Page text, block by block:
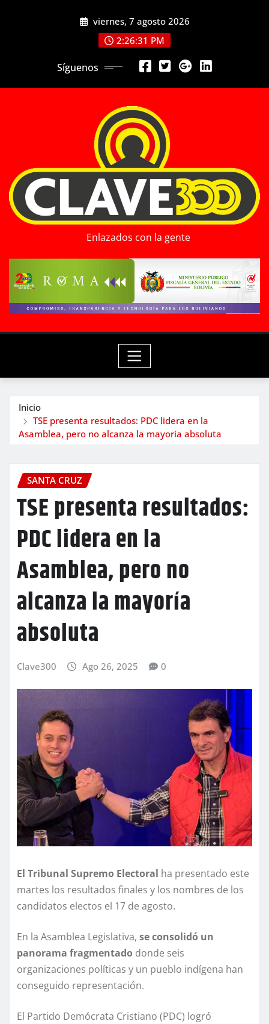
viernes, 7 agosto 2026
2:26:33 PM
Síguenos
Enlazados con la gente
Inicio
TSE presenta resultados: PDC lidera en la
Asamblea, pero no alcanza la mayoría absoluta
SANTA CRUZ
TSE presenta resultados:
PDC lidera en la
Asamblea, pero no
alcanza la mayoría
absoluta
Clave300 Ago 26, 2025 0
El Tribunal Supremo Electoral ha presentado este
martes los resultados finales y los nombres de los
candidatos electos el 17 de agosto.
En la Asamblea Legislativa, se consolidó un
panorama fragmentado donde seis
organizaciones políticas y un pueblo indígena han
conseguido representación.
El Partido Demócrata Cristiano (PDC) logró